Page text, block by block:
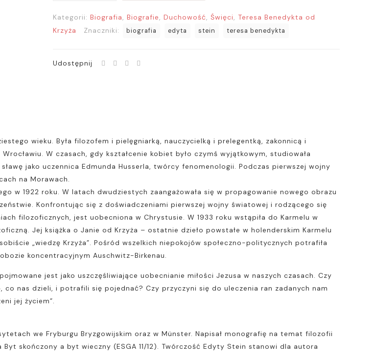
Życie
niezwykłej
Kategorii: Biografia, Biografie, Duchowość, Święci, Teresa Benedykta od
Krzyża
Znaczniki: biografia edyta stein teresa benedykta
Udostępnij
wieku. Była filozofem i pielęgniarką, nauczycielką i prelegentką, zakonnicą i
W czasach, gdy kształcenie kobiet było czymś wyjątkowym, studiowała
jako uczennica Edmunda Husserla, twórcy fenomenologii. Podczas pierwszej wojny
na Morawach.
w 1922 roku. W latach dwudziestych zaangażowała się w propagowanie nowego obrazu
Konfrontując się z doświadczeniami pierwszej wojny światowej i rodzącego się
filozoficznych, jest uobecniona w Chrystusie. W 1933 roku wstąpiła do Karmelu w
Jej książka o Janie od Krzyża – ostatnie dzieło powstałe w holenderskim Karmelu
„wiedzę Krzyża”. Pośród wszelkich niepokojów społeczno-politycznych potrafiła
koncentracyjnym Auschwitz-Birkenau.
jest jako uszczęśliwiające uobecnianie miłości Jezusa w naszych czasach. Czy
nas dzieli, i potrafili się pojednać? Czy przyczyni się do uleczenia ran zadanych nam
jej życiem”.
we Fryburgu Bryzgowijskim oraz w Münster. Napisał monografię na temat filozofii
skończony a byt wieczny (ESGA 11/12). Twórczość Edyty Stein stanowi dla autora